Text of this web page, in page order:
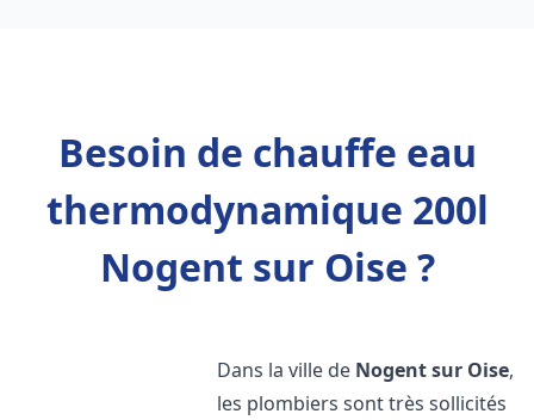
Besoin de chauffe eau
thermodynamique 200l
Nogent sur Oise ?
Dans la ville de Nogent sur Oise,
les plombiers sont très sollicités